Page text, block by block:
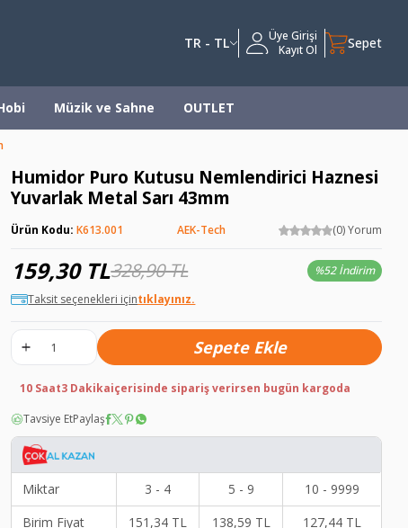
TR - TL
Üye Girişi
Kayıt Ol
Sepet
Müzik ve Sahne OUTLET
Humidor Puro Kutusu Nemlendirici Haznesi
Yuvarlak Metal Sarı 43mm
Ürün Kodu:K613.001 AEK-Tech (0) Yorum
328,90TL
159,30TL %52 İndirim
Taksit seçenekleri içintıklayınız.
Sepete Ekle
10 Saat3 Dakikaiçerisinde sipariş verirsen bugün kargoda
Tavsiye EtPaylaş
Miktar 3 - 4 5 - 9
10 - 9999
Birim Fiyat
151,34 TL 138,59 TL 127,44 TL